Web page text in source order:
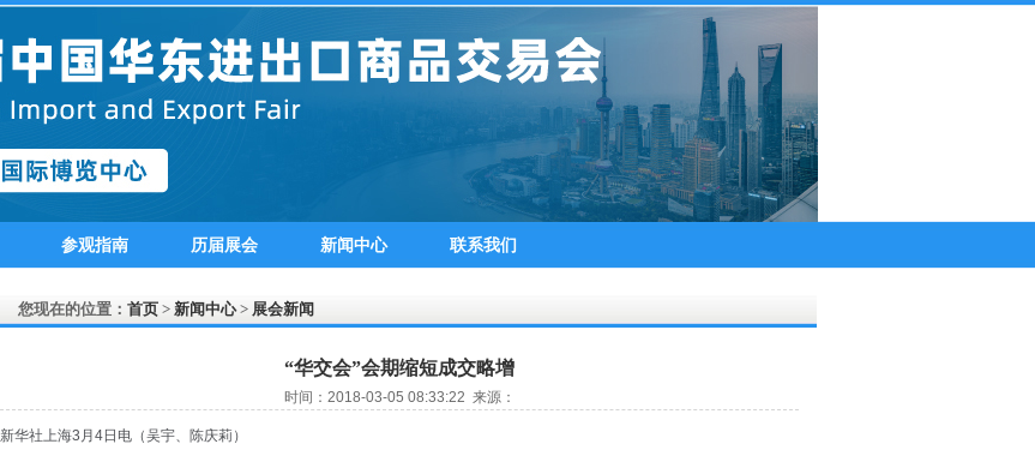
参观指南 历届展会 新闻中心 联系我们
您现在的位置： 首页 > 新闻中心> 展会新闻
“华交会”会期缩短成交略增
时间：2018-03-05 08:33:22 来源：
新华社上海3月4日电（吴宇、陈庆莉）